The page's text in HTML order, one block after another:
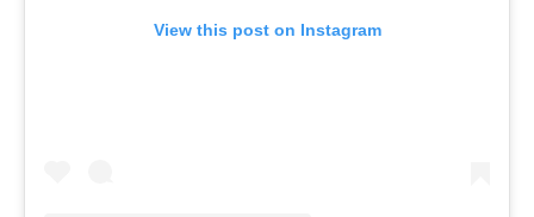
View this post on Instagram